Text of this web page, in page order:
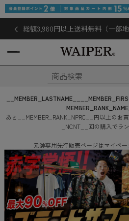
総額3,980円以上送料無料（一部
__MEMBER_LASTNAME__
あと
__MEMBER_RANK_NPRC__ 円以上のお
_NCNT__ 回の購入でラ
元帥専用先行販売ページはマイペー